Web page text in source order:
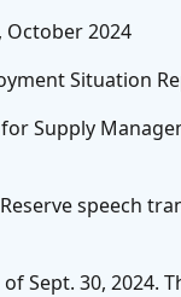
October 2024
Situation
Supply
speech
Sept. 30, 2024.